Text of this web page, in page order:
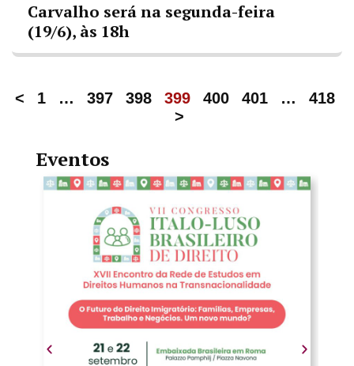
Carvalho será na segunda-feira
(19/6), às 18h
< 1 … 397 398 399 400 401 …
418
>
Eventos